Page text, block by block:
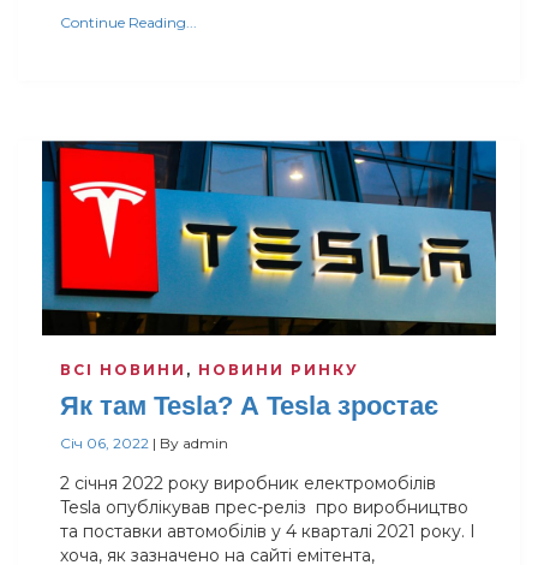
Continue Reading...
ВСІ НОВИНИ , НОВИНИ РИНКУ
Як там Tesla? А Tesla зростає
Січ 06, 2022 | By admin
2 січня 2022 року виробник електромобілів
Tesla опублікував прес-реліз про виробництво
та поставки автомобілів у 4 кварталі 2021 року. І
хоча, як зазначено на сайті емітента,